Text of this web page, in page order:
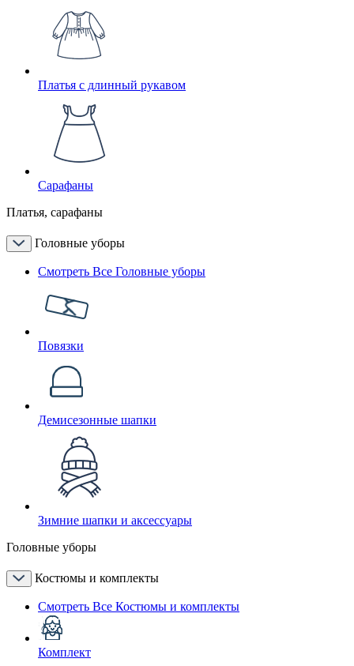
Платья с длинный рукавом
Сарафаны
Платья, сарафаны
Головные уборы
Смотреть Все Головные уборы
Повязки
Демисезонные шапки
Зимние шапки и аксессуары
Головные уборы
Костюмы и комплекты
Смотреть Все Костюмы и комплекты
Комплект